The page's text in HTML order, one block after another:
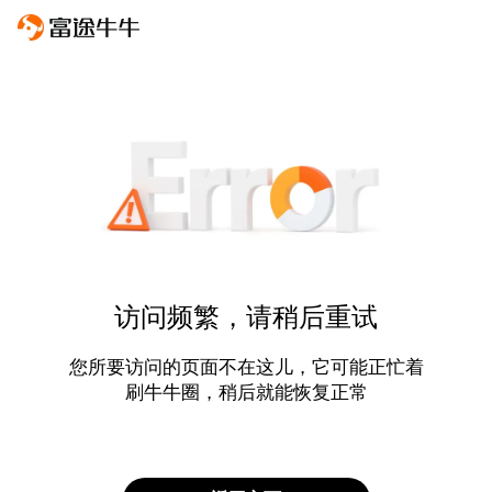
访问频繁，请稍后重试
您所要访问的页面不在这儿，它可能正忙着
刷牛牛圈，稍后就能恢复正常